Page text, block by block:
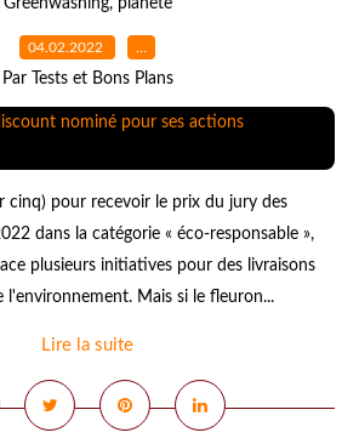
Greenwashing, planète
04.02.2022 …
Par Tests et Bons Plans
cinq) pour recevoir le prix du jury des
dans la catégorie « éco-responsable »,
plusieurs initiatives pour des livraisons
l'environnement. Mais si le fleuron...
Lire la suite